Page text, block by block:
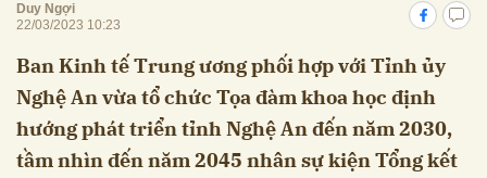
Duy Ngợi
22/03/2023 10:23
Ban Kinh tế Trung ương phối hợp với Tỉnh ủy
Nghệ An vừa tổ chức Tọa đàm khoa học định
hướng phát triển tỉnh Nghệ An đến năm 2030,
tầm nhìn đến năm 2045 nhân sự kiện Tổng kết